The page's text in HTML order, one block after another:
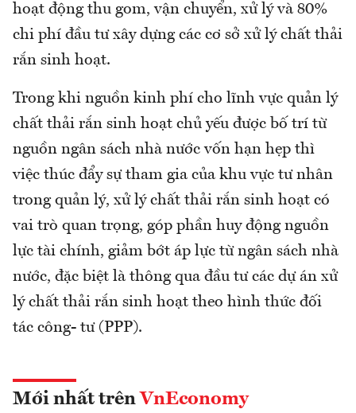
hoạt động thu gom, vận chuyển, xử lý và 80%
chi phí đầu tư xây dựng các cơ sở xử lý chất thải
rắn sinh hoạt.
Trong khi nguồn kinh phí cho lĩnh vực quản lý
chất thải rắn sinh hoạt chủ yếu được bố trí từ
nguồn ngân sách nhà nước vốn hạn hẹp thì
việc thúc đẩy sự tham gia của khu vực tư nhân
trong quản lý, xử lý chất thải rắn sinh hoạt có
vai trò quan trọng, góp phần huy động nguồn
lực tài chính, giảm bớt áp lực từ ngân sách nhà
nước, đặc biệt là thông qua đầu tư các dự án xử
lý chất thải rắn sinh hoạt theo hình thức đối
tác công- tư (PPP).
Mới nhất trên VnEconomy